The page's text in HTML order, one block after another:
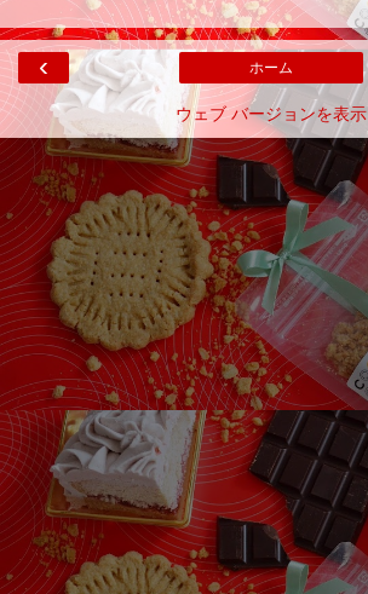
‹ ホーム
ウェブ バージョンを表示